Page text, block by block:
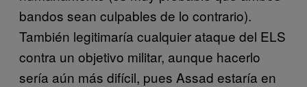
bandos sean culpables de lo contrario).
También legitimaría cualquier ataque del ELS
contra un objetivo militar, aunque hacerlo
sería aún más difícil, pues Assad estaría en